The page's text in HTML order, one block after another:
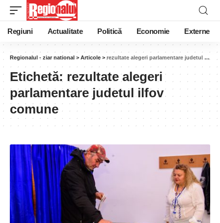
Regiuni Actualitate Politică Economie Externe
Regionalul - ziar national > Articole > rezultate alegeri parlamentare judetul ilfov comune
Etichetă: rezultate alegeri
parlamentare judetul ilfov
comune